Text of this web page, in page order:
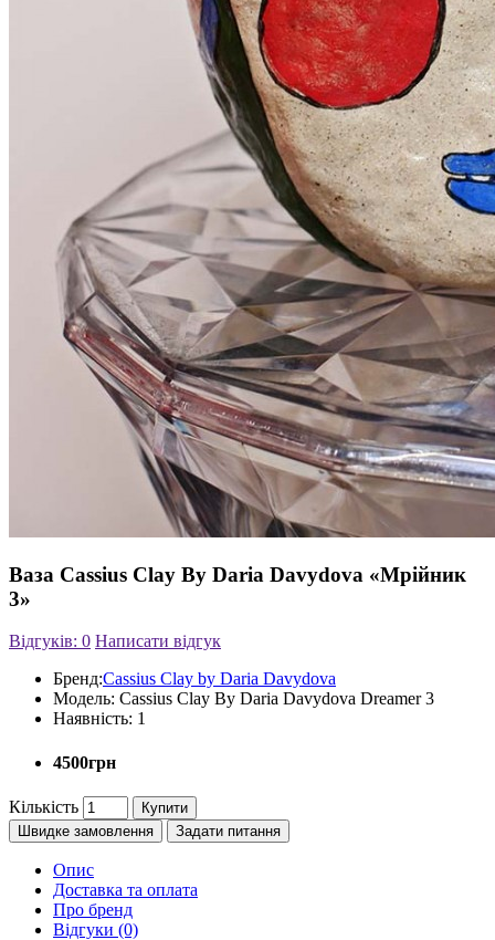
Ваза Cassius Clay By Daria Davydova «Мрійник
3»
Відгуків: 0 Написати відгук
Бренд:Cassius Clay by Daria Davydova
Модель: Cassius Clay By Daria Davydova Dreamer 3
Наявність: 1
4500грн
Кількість
Купити
Швидке замовлення
Задати питання
Опис
Доставка та оплата
Про бренд
Відгуки (0)